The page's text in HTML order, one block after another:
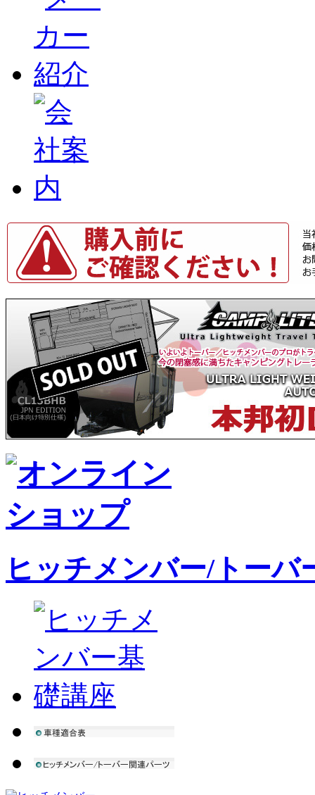
ヒッチメンバー/トーバ